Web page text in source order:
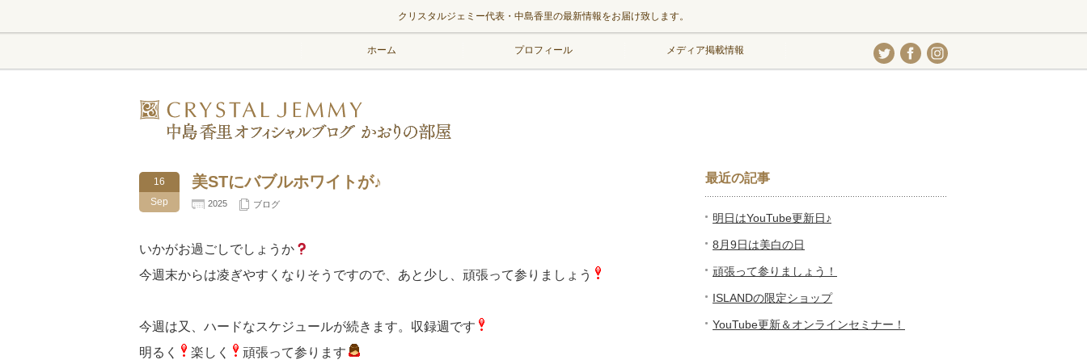
クリスタルジェミー代表・中島香里の最新情報をお届け致します。
ホーム プロフィール メディア掲載情報
16
Sep
美STにバブルホワイトが♪
2025 ブログ
いかがお過ごしでしょうか
今週末からは凌ぎやすくなりそうですので、あと少し、頑張って参りましょう
今週は又、ハードなスケジュールが続きます。収録週です
明るく
楽しく 頑張って参ります
最近の記事
明日はYouTube更新日♪
8月9日は美白の日
頑張って参りましょう！
ISLANDの限定ショップ
YouTube更新＆オンラインセミナー！